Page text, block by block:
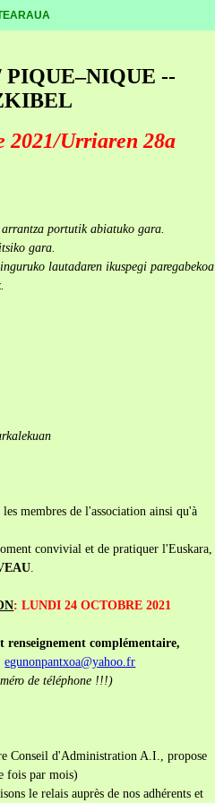
PIQUE–NIQUE --
2021/Urriaren 28a
portutik abiatuko gara.
gara.
lautadaren ikuspegi paregabekoa
membres de l'association ainsi qu'à
convivial et de pratiquer l'Euskara,
.
: LUNDI 24 OCTOBRE 2021
complémentaire,
egunonpantxoa@yahoo.fr
de téléphone !!!)
Conseil d'Administration A.I., propose
fois par mois)
le relais auprès de nos adhérents et